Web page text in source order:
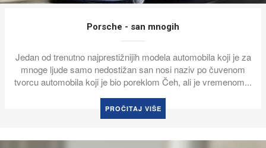
koji je za
po čuvenom
je vremenom...
Osnovni moto koji je Chung Ju - yunga,
Hyundai koristio, jeste da je vreme
automobilskog giganta je osnovao,